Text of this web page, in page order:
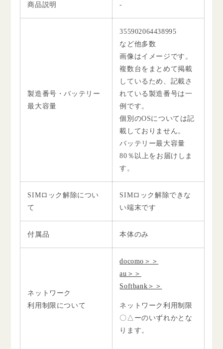
商品説明 -
製造番号・バッテリー
最大容量
355902064438995
など他多数
画像はイメージです。
複数台をまとめて掲載
しているため、記載さ
れている製造番号は一
例です。
個別のOSについては記
載しておりません。
バッテリー最大容量
80％以上をお届けしま
す。
SIMロック解除につい
て
SIMロック解除できな
い端末です
付属品 本体のみ
ネットワーク
利用制限について
docomo＞＞
au＞＞
Softbank＞＞
ネットワーク利用制限
〇△ーのいずれかとな
ります。